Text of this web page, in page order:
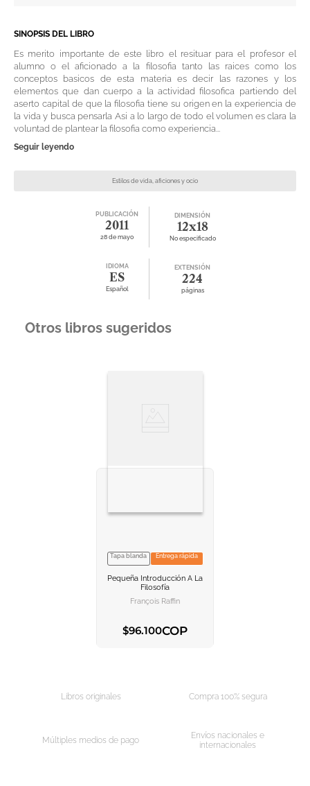
SINOPSIS DEL LIBRO
Es merito importante de este libro el resituar para el profesor el
alumno o el aficionado a la filosofia tanto las raices como los
conceptos basicos de esta materia es decir las razones y los
elementos que dan cuerpo a la actividad filosofica partiendo del
aserto capital de que la filosofia tiene su origen en la experiencia de
la vida y busca pensarla Asi a lo largo de todo el volumen es clara la
voluntad de plantear la filosofia como experiencia...
Seguir leyendo
Estilos de vida, aficiones y ocio
PUBLICACIÓN
2011
28 de mayo
DIMENSIÓN
12x18
No especificado
IDIOMA
ES
Español
EXTENSIÓN
224
páginas
Otros libros sugeridos
VER INFORMACION
AGREGAR AL
Tapa blanda Entrega rápida
Pequeña Introducción A La
Filosofía
François Raffin
$96.100COP
Libros originales Compra 100% segura
Múltiples medios de pago
Envíos nacionales e
internacionales